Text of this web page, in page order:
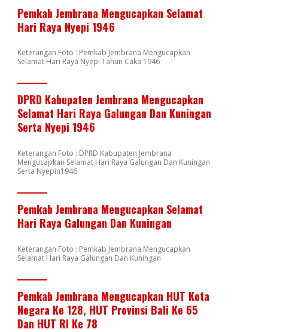
Pemkab Jembrana Mengucapkan Selamat
Hari Raya Nyepi 1946
Keterangan Foto : Pemkab Jembrana Mengucapkan
Selamat Hari Raya Nyepi Tahun Caka 1946
DPRD Kabupaten Jembrana Mengucapkan
Selamat Hari Raya Galungan Dan Kuningan
Serta Nyepi 1946
Keterangan Foto : DPRD Kabupaten Jembrana
Mengucapkan Selamat Hari Raya Galungan Dan Kuningan
Serta Nyepin1946
Pemkab Jembrana Mengucapkan Selamat
Hari Raya Galungan Dan Kuningan
Keterangan Foto : Pemkab Jembrana Mengucapkan
Selamat Hari Raya Galungan Dan Kuningan
Pemkab Jembrana Mengucapkan HUT Kota
Negara Ke 128, HUT Provinsi Bali Ke 65
Dan HUT RI Ke 78